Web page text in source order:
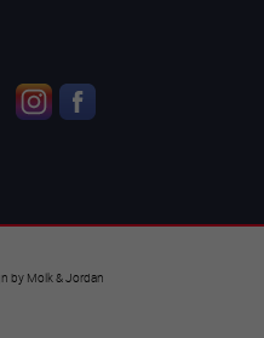
by Molk & Jordan